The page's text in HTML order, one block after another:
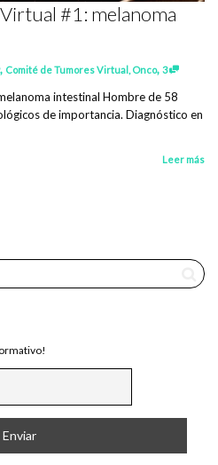
#1: melanoma
, Comité de Tumores Virtual, Onco, 3
intestinal Hombre de 58
de importancia. Diagnóstico en
Leer más